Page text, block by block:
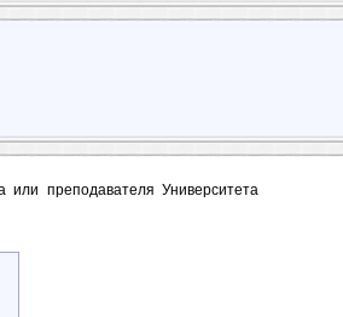
или преподавателя Университета